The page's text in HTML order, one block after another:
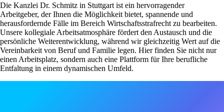
Die Kanzlei Dr. Schmitz in Stuttgart ist ein hervorragender
Arbeitgeber, der Ihnen die Möglichkeit bietet, spannende und
herausfordernde Fälle im Bereich Wirtschaftsstrafrecht zu bearbeiten.
Unsere kollegiale Arbeitsatmosphäre fördert den Austausch und die
persönliche Weiterentwicklung, während wir gleichzeitig Wert auf die
Vereinbarkeit von Beruf und Familie legen. Hier finden Sie nicht nur
einen Arbeitsplatz, sondern auch eine Plattform für Ihre berufliche
Entfaltung in einem dynamischen Umfeld.